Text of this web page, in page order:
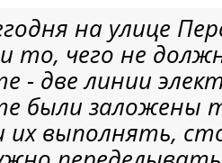
на улице
то, чего не
- две линии
были заложены
их выполнять,